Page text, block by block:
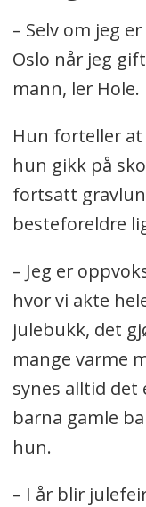
– Selv om jeg
Oslo når jeg
mann, ler Hole.
Hun forteller
hun gikk på
fortsatt
besteforeldre
– Jeg er
hvor vi akte
julebukk, det
mange varme
synes alltid det
barna gamle
hun.
– I år blir